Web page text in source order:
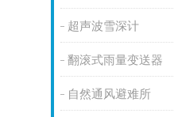
超声波雪深计
翻滚式雨量变送器
自然通风避难所